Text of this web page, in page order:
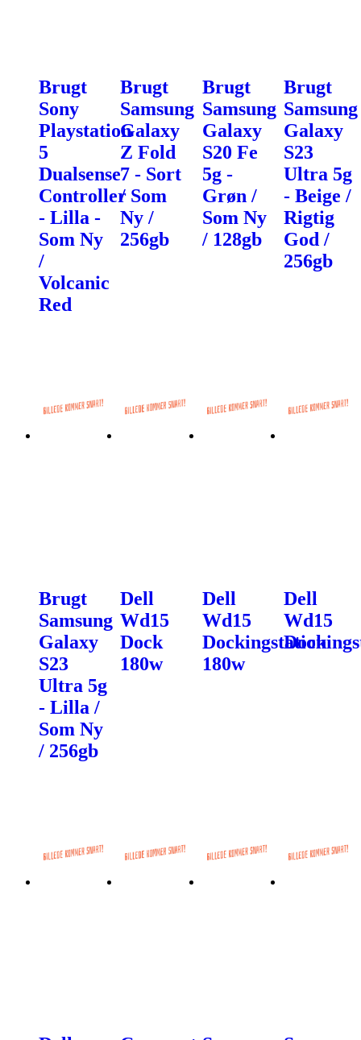
Brugt
Sony
Playstation
5
Dualsense
Controller
- Lilla -
Som Ny
/
Volcanic
Red
Brugt
Samsung
Galaxy
Z Fold
7 - Sort
/ Som
Ny /
256gb
Brugt
Samsung
Galaxy
S20 Fe
5g -
Grøn /
Som Ny
/ 128gb
Brugt
Samsung
Galaxy
S23
Ultra 5g
- Beige /
Rigtig
God /
256gb
Brugt
Samsung
Galaxy
S23
Ultra 5g
- Lilla /
Som Ny
/ 256gb
Dell
Wd15
Dock
180w
Dell
Wd15
Dockingstation
180w
Dell
Wd15